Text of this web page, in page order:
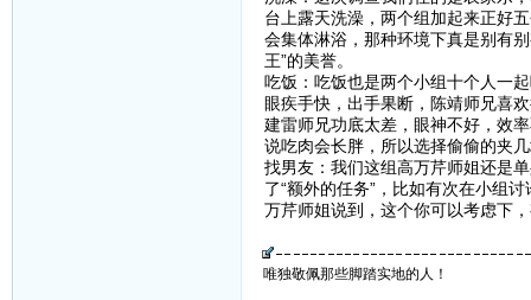
台上露天洗澡，两个组加起来正好
会集体淋浴，那种环境下真是别有
王”的美誉。
吃饭：吃饭也是两个小组十个人一
眼疾手快，出手果断，陈靖师兄喜
建雷师兄功底太差，眼神不好，效
说吃肉会长胖，所以选择偷偷的夹
找男友：我们这组高万芹师姐还是
了“额外的任务”，比如有次在小组
万芹师姐说到，这个你可以考虑下
唯独敬佩那些脚踏实地的人！